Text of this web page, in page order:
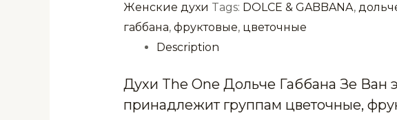
Габбана
Зе
Emirates
20
Женские духи Tags: DOLCE & GABBANA,
габбана, фруктовые, цветочные
Description
Духи The One Дольче Габбана Зе Ван
принадлежит группам цветочные,